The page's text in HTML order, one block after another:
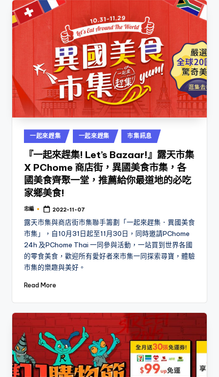
Posted
in
一起來趕集 一起來趕集 市集訊息
『一起來趕集! Let’s Bazaar!』露天市集
X PChome 商店街，異國美食市集，各
國美食齊聚一堂，推薦給你最道地的必吃
家鄉美食!
Posted
忠編 2022-11-07
露天市集與商店街市集聯手籌劃「一起來趕集．異國美食
市集」，自10月31日起至11月30日，同時邀請PChome
24h 及PChome Thai 一同參與活動，一站買到世界各國
的零食美食，歡迎所有愛好者來市集一同探索尋寶，體驗
市集的樂趣與美好。
Read More